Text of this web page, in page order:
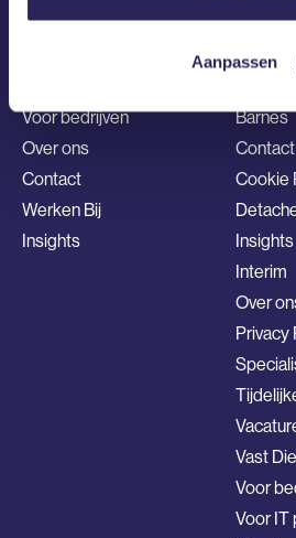
Aanpassen
Voor bedrijven
Over ons
Contact
Werken Bij
Insights
Barnes
Contact
Cookie
Insights
Interim
Over
Privacy
Vast
Voor
Voor IT